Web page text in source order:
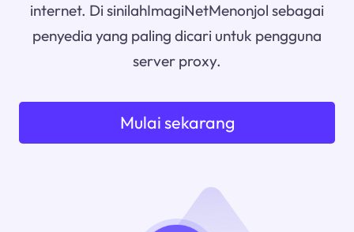
internet. Di sinilahImagiNetMenonjol sebagai
penyedia yang paling dicari untuk pengguna
server proxy.
Mulai sekarang